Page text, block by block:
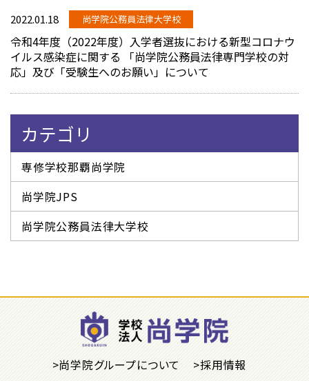
2022.01.18 尚学院公務員法律大学校
令和4年度（2022年度）入学者選抜における新型コロナウ
イルス感染症に関する 「尚学院公務員法律専門学校の対
応」及び「受験生へのお願い」について
カテゴリ
専修学校那覇尚学院
尚学院JPS
尚学院公務員法律大学校
>尚学院グループについて >採用情報